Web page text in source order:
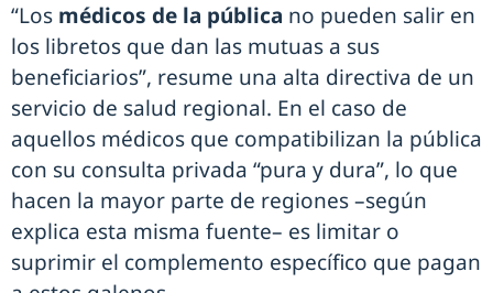
“Los médicos de la pública no pueden salir en
los libretos que dan las mutuas a sus
beneficiarios”, resume una alta directiva de un
servicio de salud regional. En el caso de
aquellos médicos que compatibilizan la pública
con su consulta privada “pura y dura”, lo que
hacen la mayor parte de regiones –según
explica esta misma fuente– es limitar o
suprimir el complemento específico que pagan